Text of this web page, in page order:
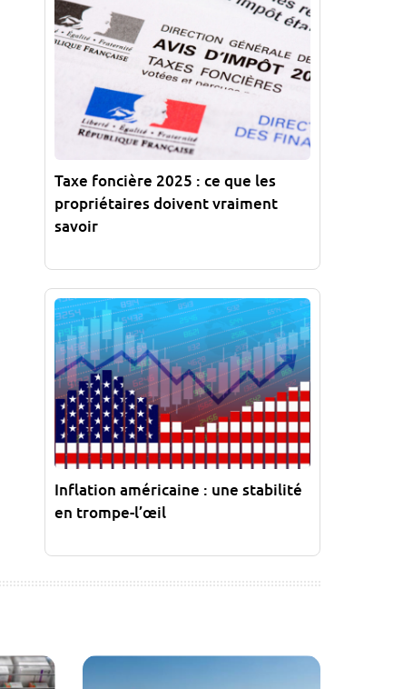
Taxe foncière 2025 : ce que les
propriétaires doivent vraiment
savoir
Inflation américaine : une stabilité
en trompe-l’œil